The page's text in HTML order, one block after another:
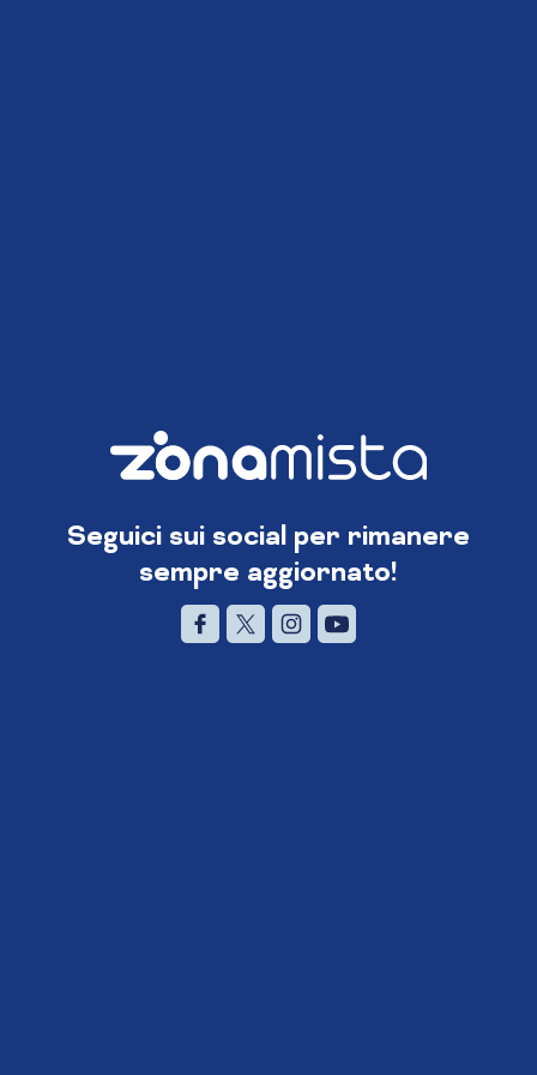
Seguici sui social per rimanere
sempre aggiornato!